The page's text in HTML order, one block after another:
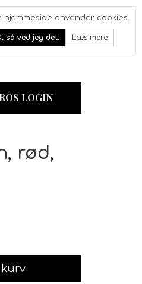
0
LOGIN
rød,
hjemmeside anvender cookies.
så ved jeg det. Læs mere